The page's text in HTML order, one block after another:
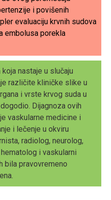
i povišenih
evaluaciju krvnih sudova
embolusa porekla
nastaje u slučaju
različite kliničke slike u
i vrste krvog suda u
Dijagnoza ovih
vaskularne medicine i
i lečenje u okviru
radiolog, neurolog,
i vaskularni
bila pravovremeno